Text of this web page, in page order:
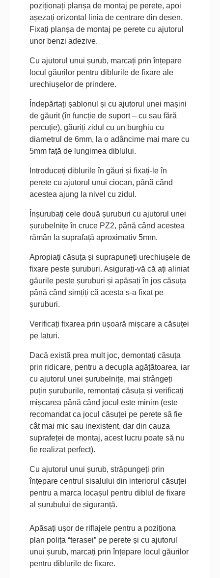
poziționați planșa de montaj pe perete, apoi
așezați orizontal linia de centrare din desen.
Fixați planșa de montaj pe perete cu ajutorul
unor benzi adezive.
Cu ajutorul unui șurub, marcați prin înțepare
locul găurilor pentru diblurile de fixare ale
urechiușelor de prindere.
Îndepărtați șablonul și cu ajutorul unei mașini
de găurit (în funcție de suport – cu sau fără
percuție), găuriți zidul cu un burghiu cu
diametrul de 6mm, la o adâncime mai mare cu
5mm față de lungimea diblului.
Introduceți diblurile în găuri și fixați-le în
perete cu ajutorul unui ciocan, până când
acestea ajung la nivel cu zidul.
Înșurubați cele două șuruburi cu ajutorul unei
șurubelnițe în cruce PZ2, până când acestea
rămân la suprafață aproximativ 5mm.
Apropiați căsuța și suprapuneți urechiușele de
fixare peste șuruburi. Asigurați-vă că ați aliniat
găurile peste șuruburi și apăsați în jos căsuța
până când simțiți că acesta s-a fixat pe
șuruburi.
Verificați fixarea prin ușoară mișcare a căsuței
pe laturi.
Dacă există prea mult joc, demontați căsuța
prin ridicare, pentru a decupla agățătoarea, iar
cu ajutorul unei șurubelnițe, mai strângeți
puțin șuruburile, remontați căsuța și verificați
mișcarea până când jocul este minim (este
recomandat ca jocul căsuței pe perete să fie
cât mai mic sau inexistent, dar din cauza
suprafeței de montaj, acest lucru poate să nu
fie realizat perfect).
Cu ajutorul unui șurub, străpungeți prin
înțepare centrul sisalului din interiorul căsuței
pentru a marca locașul pentru diblul de fixare
al șurubului de siguranță.
Apăsați ușor de riflajele pentru a poziționa
plan polița “terasei” pe perete și cu ajutorul
unui șurub, marcați prin înțepare locul găurilor
pentru diblurile de fixare.